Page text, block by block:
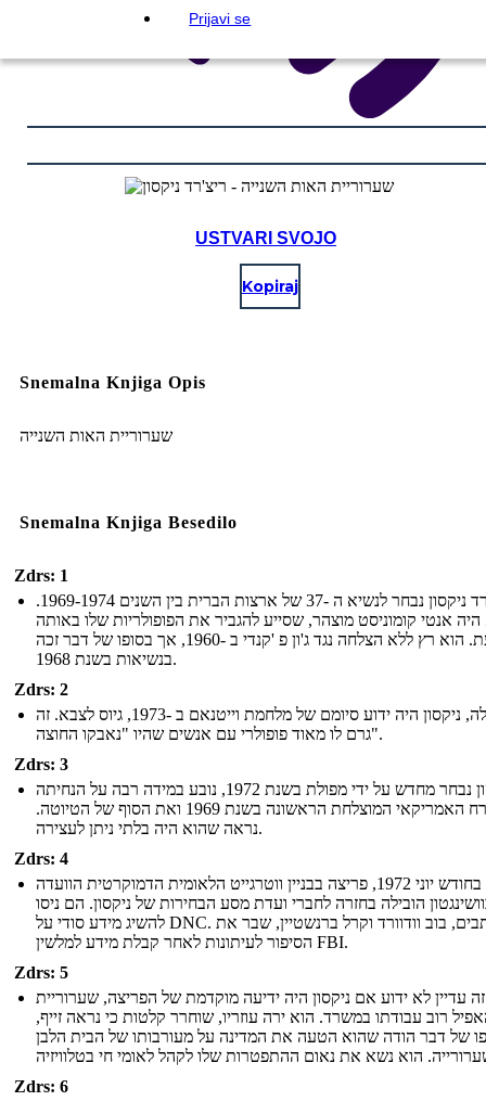
Prijavi se
USTVARI SVOJO
Kopiraj
Snemalna Knjiga Opis
שערוריית האות השנייה
Snemalna Knjiga Besedilo
Zdrs: 1
ריצ'רד ניקסון נבחר לנשיא ה -37 של ארצות הברית בין השנים 1969-1974.
היה אנטי קומוניסט מוצהר, שסייע להגביר את הפופולריות שלו באותה
העת. הוא רץ ללא הצלחה נגד ג'ון פ 'קנדי ב -1960, אך בסופו של דבר זכה
בנשיאות בשנת 1968.
Zdrs: 2
בתחילה, ניקסון היה ידוע סיומם של מלחמת וייטנאם ב -1973, גיוס לצבא. זה
גרם לו מאוד פופולרי עם אנשים שהיו "נאבקו החוצה".
Zdrs: 3
ניקסון נבחר מחדש על ידי מפולת בשנת 1972, נובע במידה רבה על הנחיתה
על הירח האמריקאי המוצלחת הראשונה בשנת 1969 ואת הסוף של הטיוטה.
נראה שהוא היה בלתי ניתן לעצירה.
Zdrs: 4
בחודש יוני 1972, פריצה בבניין ווטרגייט הלאומית הדמוקרטית הוועדה
הובילה בחזרה לחברי ועדת מסע הבחירות של ניקסון. הם ניסו
להשיג מידע סודי על DNC. כתבים, בוב וודוורד וקרל ברנשטיין, שבר את
הסיפור לעיתונות לאחר קבלת מידע למלשין FBI.
Zdrs: 5
עדיין לא ידוע אם ניקסון היה ידיעה מוקדמת של הפריצה, שערוריית
רוב עבודתו במשרד. הוא ירה עוזריו, שוחרר קלטות כי נראה זייף,
של דבר הודה שהוא הטעה את המדינה על מעורבותו של הבית הלבן
Zdrs: 6